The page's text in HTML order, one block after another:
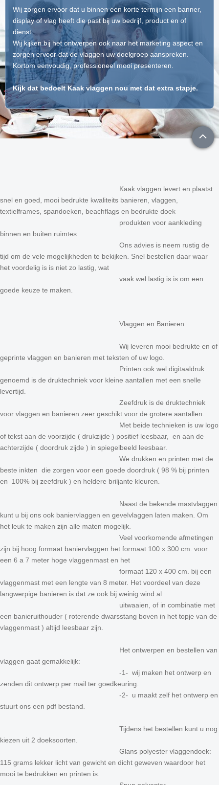
Wij zorgen ervoor dat u binnen een korte termijn een banner,
display of vlag heeft die past bij uw bedrijf, product en of
dienst.
Wij kijken bij het ontwerpen ook naar het marketing aspect en
zorgen ervoor dat de vlaggen uw doelgroep aanspreken.
Kortom eenvoudig, professioneel mooi presenteren.
Kijk dat bedoelt Kaak vlaggen nou met dat extra stapje.
Kaak vlaggen levert en plaatst
snel en goed, mooi bedrukte kwaliteits banieren, vlaggen,
textielframes, spandoeken, beachflags en bedrukte doek
produkten voor aankleding
binnen en buiten ruimtes.
Ons advies is neem rustig de
tijd om de vele mogelijkheden te bekijken. Snel bestellen daar waar
het voordelig is is niet zo lastig, wat
vaak wel lastig is is om een
goede keuze te maken.
Vlaggen en Banieren.
Wij leveren mooi bedrukte en of
geprinte vlaggen en banieren met teksten of uw logo.
Printen ook wel digitaaldruk
genoemd is de druktechniek voor kleine aantallen met een snelle
levertijd.
Zeefdruk is de druktechniek
voor vlaggen en banieren zeer geschikt voor de grotere aantallen.
Met beide technieken is uw logo
of tekst aan de voorzijde ( drukzijde ) positief leesbaar, en aan de
achterzijde ( doordruk zijde ) in spiegelbeeld leesbaar.
We drukken en printen met de
beste inkten die zorgen voor een goede doordruk ( 98 % bij printen
en 100% bij zeefdruk ) en heldere briljante kleuren.
Naast de bekende mastvlaggen
kunt u bij ons ook baniervlaggen en gevelvlaggen laten maken. Om
het leuk te maken zijn alle maten mogelijk.
Veel voorkomende afmetingen
zijn bij hoog formaat baniervlaggen het formaat 100 x 300 cm. voor
een 6 a 7 meter hoge vlaggenmast en het
formaat 120 x 400 cm. bij een
vlaggenmast met een lengte van 8 meter. Het voordeel van deze
langwerpige banieren is dat ze ook bij weinig wind al
uitwaaien, of in combinatie met
een banieruithouder ( roterende dwarsstang boven in het topje van de
vlaggenmast ) altijd leesbaar zijn.
Het ontwerpen en bestellen van
vlaggen gaat gemakkelijk:
-1- wij maken het ontwerp en
zenden dit ontwerp per mail ter goedkeuring.
-2- u maakt zelf het ontwerp en
stuurt ons een pdf bestand.
Tijdens het bestellen kunt u nog
kiezen uit 2 doeksoorten.
Glans polyester vlaggendoek:
115 grams lekker licht van gewicht en dicht geweven waardoor het
mooi te bedrukken en printen is.